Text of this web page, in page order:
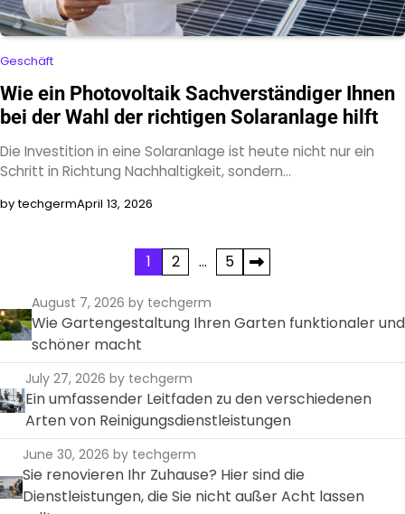
Geschäft
Wie ein Photovoltaik Sachverständiger Ihnen
bei der Wahl der richtigen Solaranlage hilft
Die Investition in eine Solaranlage ist heute nicht nur ein
Schritt in Richtung Nachhaltigkeit, sondern…
by techgermApril 13, 2026
pagination
1 2 … 5
August 7, 2026 by techgerm
Wie Gartengestaltung Ihren Garten funktionaler und
schöner macht
July 27, 2026 by techgerm
Ein umfassender Leitfaden zu den verschiedenen
Arten von Reinigungsdienstleistungen
June 30, 2026by techgerm
Sie renovieren Ihr Zuhause? Hier sind die
Dienstleistungen, die Sie nicht außer Acht lassen